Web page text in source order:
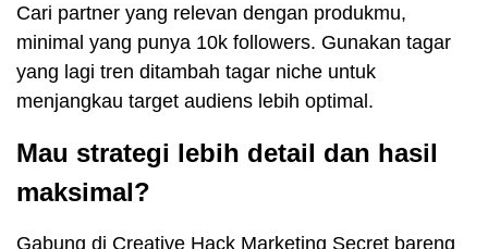
Cari partner yang relevan dengan produkmu,
minimal yang punya 10k followers. Gunakan tagar
yang lagi tren ditambah tagar niche untuk
menjangkau target audiens lebih optimal.
Mau strategi lebih detail dan hasil
maksimal?
Gabung di Creative Hack Marketing Secret bareng